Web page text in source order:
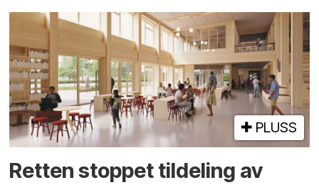
PLUSS
Retten stoppet tildeling av